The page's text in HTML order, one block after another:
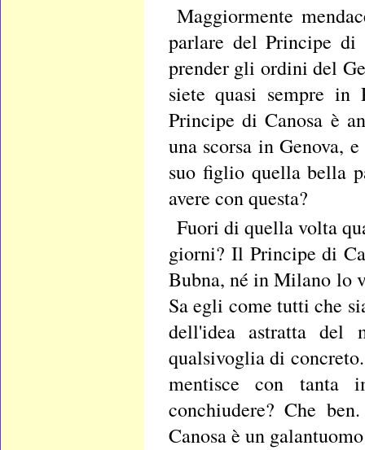
Maggiormente
parlare del Principe
prender gli ordini del
siete quasi sempre
Principe di Canosa è
una scorsa in Genova,
suo figlio quella bella
avere con questa?
Fuori di quella volta
giorni? Il Principe di
Bubna, né in Milano lo
Sa egli come tutti che
dell'idea astratta
qualsivoglia di
mentisce con tanta
conchiudere? Che
Canosa è un